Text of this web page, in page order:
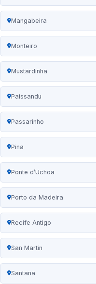
Mangabeira
Monteiro
Mustardinha
Paissandu
Passarinho
Pina
Ponte d’Uchoa
Porto da Madeira
Recife Antigo
San Martin
Santana